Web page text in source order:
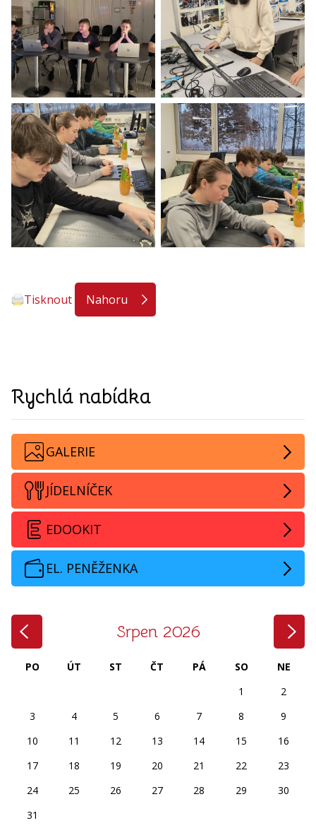
Tisknout Nahoru
Rychlá nabídka
GALERIE
JÍDELNÍČEK
EDOOKIT
EL. PENĚŽENKA
Srpen 2026
PO ÚT ST ČT PÁ SO
NE
1
2
3
4 5 6 7 8
9
10
11 12 13 14 15
16
17
18 19 20 21 22
23
24
25 26 27 28 29
30
31